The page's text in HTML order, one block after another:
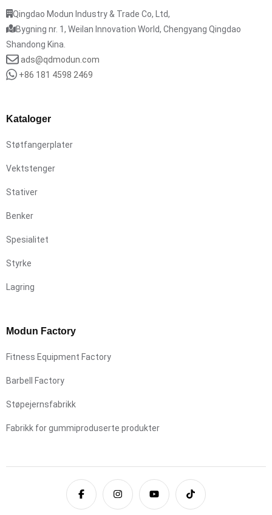
Qingdao Modun Industry & Trade Co, Ltd,
Bygning nr. 1, Weilan Innovation World, Chengyang Qingdao
Shandong Kina.
ads@qdmodun.com
+86 181 4598 2469
Kataloger
Støtfangerplater
Vektstenger
Stativer
Benker
Spesialitet
Styrke
Lagring
Modun Factory
Fitness Equipment Factory
Barbell Factory
Støpejernsfabrikk
Fabrikk for gummiproduserte produkter